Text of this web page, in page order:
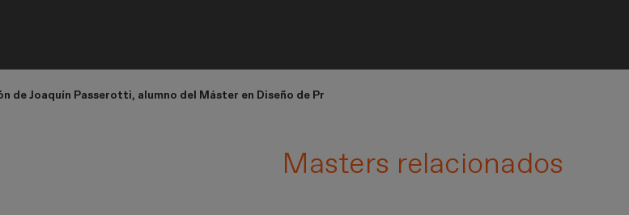
de Joaquín Passerotti, alumno del Máster en Diseño de Producto
Masters relacionados